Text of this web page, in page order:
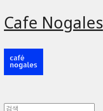
Cafe Nogales